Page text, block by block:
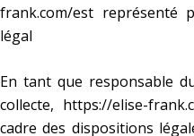
frank.com/est représenté
légal
En tant que responsable
collecte, https://elise-
cadre des dispositions